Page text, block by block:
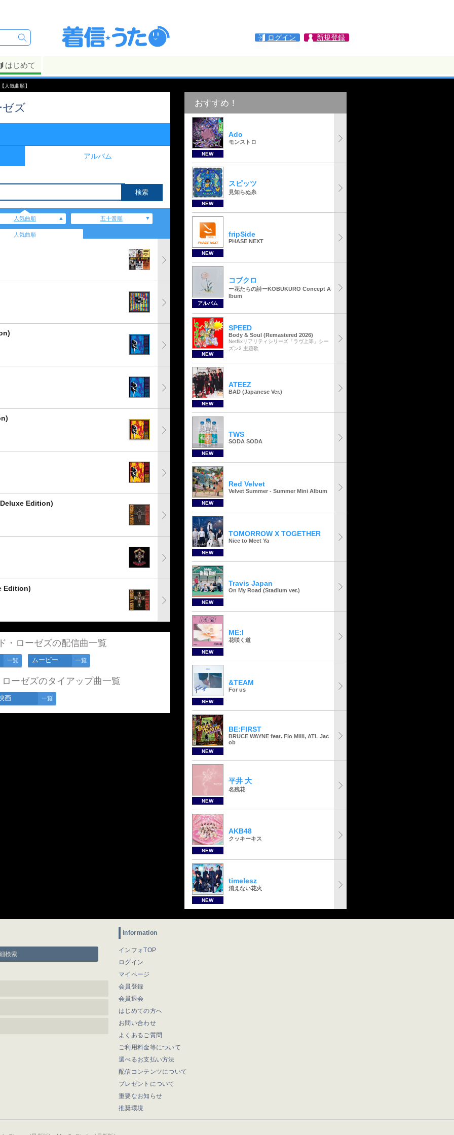
ログイン 新規登録
はじめて
人気曲順】
ズ
アルバム
人気曲順 五十音順
人気曲順
Edition)
Edition)
・ローゼズの配信曲一覧
一覧 ムービー 一覧
ーゼズのタイアップ曲一覧
画 一覧
おすすめ！
NEW
Ado
モンストロ
NEW
スピッツ
見知らぬ糸
NEW
fripSide
PHASE NEXT
アルバム
コブクロ
ー花たちの詩ーKOBUKURO Concept A
lbum
NEW
SPEED
Body & Soul (Remastered 2026)
Netflixリアリティシリーズ「ラヴ上等」シー
ズン2 主題歌
NEW
ATEEZ
BAD (Japanese Ver.)
NEW
TWS
SODA SODA
NEW
Red Velvet
Velvet Summer - Summer Mini Album
NEW
TOMORROW X TOGETHER
Nice to Meet Ya
NEW
Travis Japan
On My Road (Stadium ver.)
NEW
ME:I
花咲く道
NEW
&TEAM
For us
NEW
BE:FIRST
BRUCE WAYNE feat. Flo Milli, ATL Jac
ob
NEW
平井 大
名残花
NEW
AKB48
クッキーキス
NEW
timelesz
消えない花火
検索
information
インフォTOP
ログイン
マイページ
会員登録
会員退会
はじめての方へ
お問い合わせ
よくあるご質問
ご利用料金等について
選べるお支払い方法
配信コンテンツについて
プレゼントについて
重要なお知らせ
推奨環境